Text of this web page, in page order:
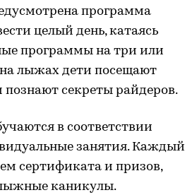
программа
целый день, катаясь
программы на три или
лыжах дети посещают
познают секреты райдеров.
в соответствии
занятия. Каждый
сертификата и призов,
каникулы.